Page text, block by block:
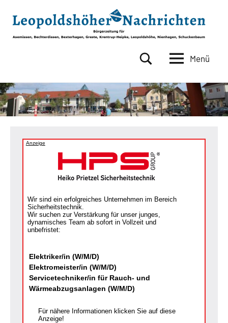
Inhalt
springen
Nachrichten
Asemissen,
Bechterdissen,
Bexterhagen,
Krentrup-
Menü
Anzeige
Wir sind ein erfolgreiches Unternehmen im Bereich
Sicherheitstechnik.
Wir suchen zur Verstärkung für unser junges,
dynamisches Team ab sofort in Vollzeit und
unbefristet:
Elektriker/in (W/M/D)
Elektromeister/in (W/M/D)
Servicetechniker/in für Rauch- und
Wärmeabzugsanlagen (W/M/D)
Für nähere Informationen klicken Sie auf diese
Anzeige!